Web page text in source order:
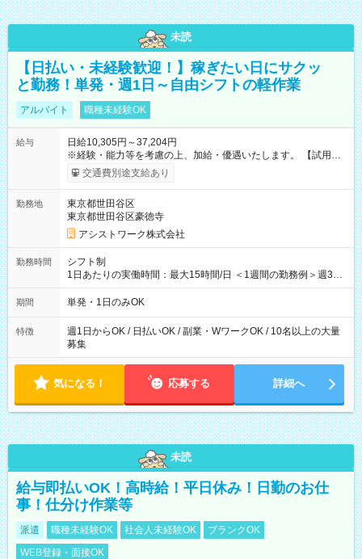
未読
【日払い・未経験歓迎！】稼ぎたい日にサクッ
と勤務！単発・週1日～自由シフトの軽作業
アルバイト 職種未経験OK
給与
日給10,305円～37,204円
※経験・能力等を考慮の上、加給・優遇いたします。 【試用期
間】試用期間なし
交通費別途支給あり
勤務地
東京都世田谷区
東京都世田谷区豪徳寺
アシストワーク株式会社
勤務時間
シフト制
1日あたりの実働時間：最大15時間/日 ＜1週間の勤務例＞週3回
勤務 勤務：月・水・金 休み：火・木・土・日 好きな時にお仕事
可能です！ ※1日あたりの最大実働時間は日勤、夜勤共に勤務し
期間 単発・1日のみOK
特徴
週1日からOK / 日払いOK / 副業・WワークOK / 10名以上の大量
募集
気になる！ 応募する 詳細へ
未読
給与即払いOK！高時給！平日休み！日勤のお仕
事！仕分け作業等
派遣 職種未経験OK 社会人未経験OK
ブランクOK
WEB登録・面接OK